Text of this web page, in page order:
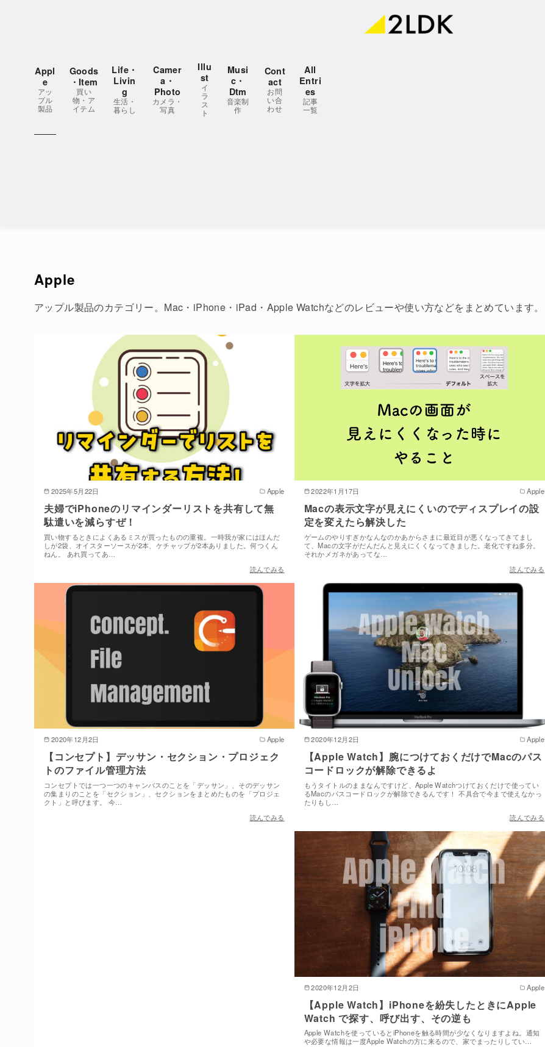
Appl
e
アッ
プル
製品
Goods
・Item
買い
物・ア
イテム
Life・
Livin
g
生活・
暮らし
Camer
a・
Photo
カメラ・
写真
Illu
st
イ
ラ
ス
ト
Musi
c・
Dtm
音楽制
作
Cont
act
お問
い合
わせ
All
Entri
es
記事
一覧
Apple
アップル製品のカテゴリー。Mac・iPhone・iPad・Apple Watchなどのレビューや使い方などをまとめています。
2025年5月22日 Apple
夫婦でiPhoneのリマインダーリストを共有して無
駄遣いを減らすぜ！
買い物するときによくあるミスが買ったものの重複。一時我が家にはほんだ
しが2袋、オイスターソースが2本、ケチャップが2本ありました。何つくん
ねん。 あれ買ってあ…
読んでみる
2022年1月17日 Apple
Macの表示文字が見えにくいのでディスプレイの設
定を変えたら解決した
ゲームのやりすぎかなんなのかあからさまに最近目が悪くなってきてまし
て、Macの文字がだんだんと見えにくくなってきました。老化ですね多分。
それかメガネがあってな…
読んでみる
2020年12月2日 Apple
【コンセプト】デッサン・セクション・プロジェク
トのファイル管理方法
コンセプトでは一つ一つのキャンバスのことを「デッサン」、そのデッサン
の集まりのことを「セクション」、セクションをまとめたものを「プロジェ
クト」と呼びます。 今…
読んでみる
2020年12月2日 Apple
【Apple Watch】腕につけておくだけでMacのパス
コードロックが解除できるよ
もうタイトルのままなんですけど、Apple Watchつけておくだけで使ってい
るMacのパスコードロックが解除できるんです！ 不具合で今まで使えなかっ
たりもし…
読んでみる
2020年12月2日 Apple
【Apple Watch】iPhoneを紛失したときにApple
Watch で探す、呼び出す、その逆も
Apple Watchを使っているとiPhoneを触る時間が少なくなりますよね。通知
や必要な情報は一度Apple Watchの方に来るので、家でまったりしてい…